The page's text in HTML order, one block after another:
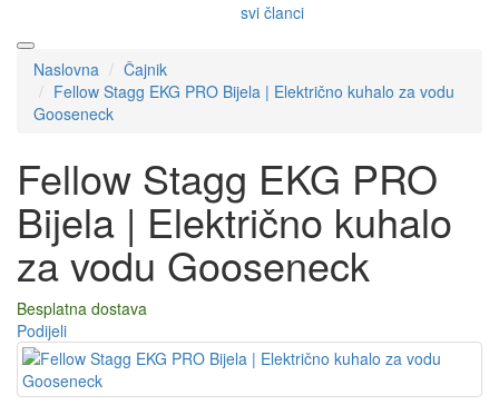
svi članci
Naslovna
Čajnik
Fellow Stagg EKG PRO Bijela | Električno kuhalo za vodu
Gooseneck
Fellow Stagg EKG PRO
Bijela | Električno kuhalo
za vodu Gooseneck
Besplatna dostava
Podijeli